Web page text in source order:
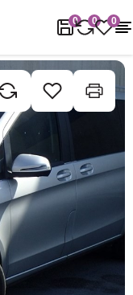
0 0 0
Mercedes V-